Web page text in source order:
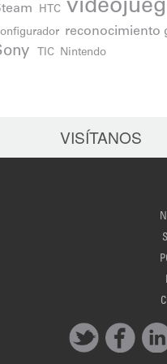
HTC
reconocimiento
TIC Nintendo
VISÍTANOS